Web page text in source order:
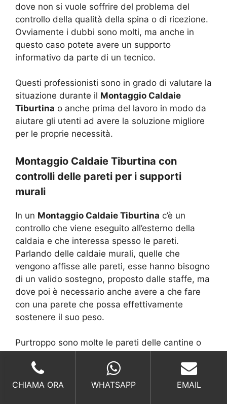
dove non si vuole soffrire del problema del
controllo della qualità della spina o di ricezione.
Ovviamente i dubbi sono molti, ma anche in
questo caso potete avere un supporto
informativo da parte di un tecnico.
Questi professionisti sono in grado di valutare la
situazione durante il Montaggio Caldaie
Tiburtina o anche prima del lavoro in modo da
aiutare gli utenti ad avere la soluzione migliore
per le proprie necessità.
Montaggio Caldaie Tiburtina con
controlli delle pareti per i supporti
murali
In un Montaggio Caldaie Tiburtina c’è un
controllo che viene eseguito all’esterno della
caldaia e che interessa spesso le pareti.
Parlando delle caldaie murali, quelle che
vengono affisse alle pareti, esse hanno bisogno
di un valido sostegno, proposto dalle staffe, ma
dove poi è necessario anche avere a che fare
con una parete che possa effettivamente
sostenere il suo peso.
Purtroppo sono molte le pareti delle cantine o
problemi di sostegno. Parliamo infatti di una
parte strutturale che potrebbe avere delle
CHIAMA ORA WHATSAPP EMAIL